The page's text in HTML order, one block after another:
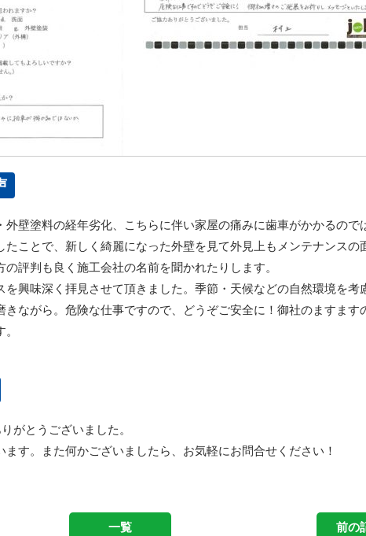
壁塗料の経年劣化、こちらに伴い家屋の痛みに歯車がかかるので
たことで、新しく綺麗になった外壁を見て外見上もメンテナンスの
評判も良く施工会社の名前を聞かれたりします。
興味深く拝見させて頂きました。季節・天候などの自然環境を考
きながら。危険な仕事ですので、どうぞご安全に！御社のますます
がとうございました。
す。
また何かございましたら、お気軽にお問合せください！
一覧 前の